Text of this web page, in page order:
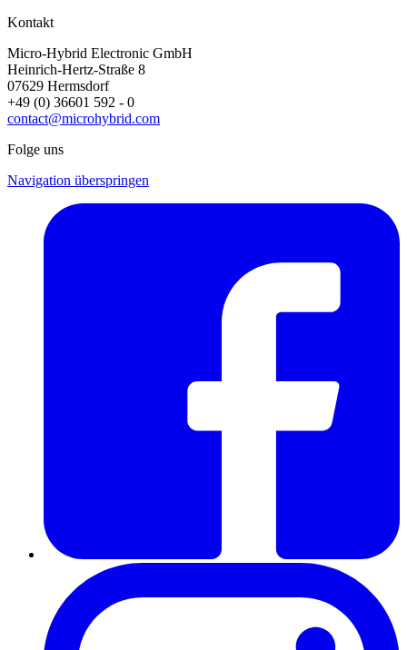
Kontakt
Micro-Hybrid Electronic GmbH
Heinrich-Hertz-Straße 8
07629 Hermsdorf
+49 (0) 36601 592 - 0
contact@microhybrid.com
Folge uns
Navigation überspringen